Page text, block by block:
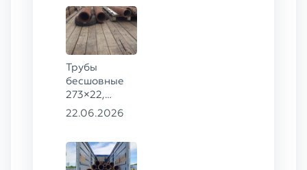
Трубы
бесшовные
273×22,
245×26,
22.06.2026